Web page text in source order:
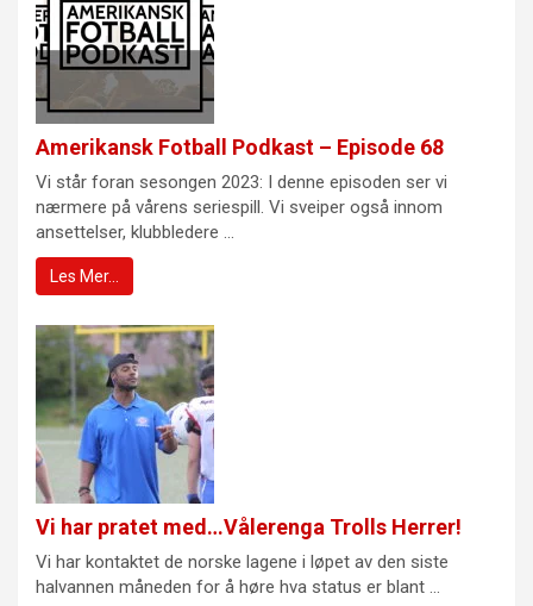
Amerikansk Fotball Podkast – Episode 68
Vi står foran sesongen 2023: I denne episoden ser vi
nærmere på vårens seriespill. Vi sveiper også innom
ansettelser, klubbledere ...
Les Mer…
Vi har pratet med…Vålerenga Trolls Herrer!
Vi har kontaktet de norske lagene i løpet av den siste
halvannen måneden for å høre hva status er blant ...